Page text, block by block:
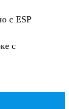
с ESP
с